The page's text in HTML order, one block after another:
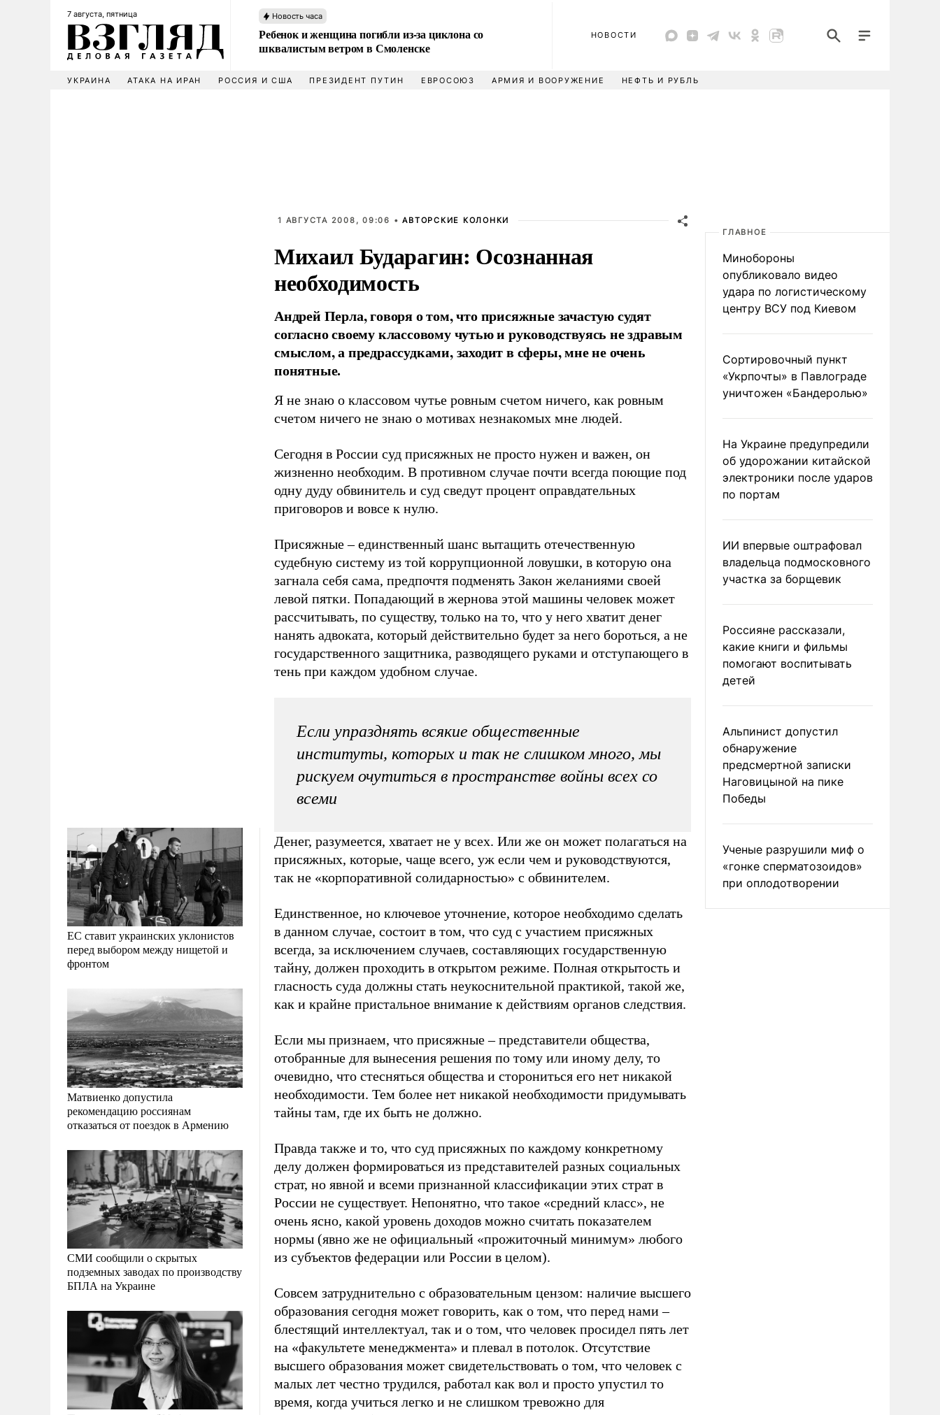
7 августа, пятница Новость часа
Ребенок и женщина погибли из-за циклона со
шквалистым ветром в Смоленске
НОВОСТИ
УКРАИНА АТАКА НА ИРАН РОССИЯ И США ПРЕЗИДЕНТ ПУТИН ЕВРОСОЮЗ АРМИЯ И ВООРУЖЕНИЕ НЕФТЬ И РУБЛЬ
ЕС ставит украинских уклонистов
перед выбором между нищетой и
фронтом
Матвиенко допустила
рекомендацию россиянам
отказаться от поездок в Армению
СМИ сообщили о скрытых
подземных заводах по производству
БПЛА на Украине
1 АВГУСТА 2008, 09:06 •АВТОРСКИЕ КОЛОНКИ
Михаил Бударагин: Осознанная
необходимость
Андрей Перла, говоря о том, что присяжные зачастую судят
согласно своему классовому чутью и руководствуясь не здравым
смыслом, апредрассудками, заходит в сферы, мне не очень
понятные.
Я не знаю о классовом чутье ровным счетом ничего, как ровным
счетом ничего не знаю о мотивах незнакомых мне людей.
Сегодня в России суд присяжных не просто нужен и важен, он
жизненно необходим. В противном случае почти всегда поющие под
одну дуду обвинитель и суд сведут процент оправдательных
приговоров и вовсе к нулю.
Присяжные – единственный шанс вытащить отечественную
судебную систему из той коррупционной ловушки, в которую она
загнала себя сама, предпочтя подменять Закон желаниями своей
левой пятки. Попадающий в жернова этой машины человек может
рассчитывать, по существу, только на то, что у него хватит денег
нанять адвоката, который действительно будет за него бороться, а не
государственного защитника, разводящего руками и отступающего в
тень при каждом удобном случае.
Если упразднять всякие общественные
институты, которых и так не слишком много, мы
рискуем очутиться в пространстве войны всех со
всеми
Денег, разумеется, хватает не у всех. Или же он может полагаться на
присяжных, которые, чаще всего, уж если чем и руководствуются,
так не «корпоративной солидарностью» с обвинителем.
Единственное, но ключевое уточнение, которое необходимо сделать
в данном случае, состоит в том, что суд с участием присяжных
всегда, за исключением случаев, составляющих государственную
тайну, должен проходить в открытом режиме. Полная открытость и
гласность суда должны стать неукоснительной практикой, такой же,
как и крайне пристальное внимание к действиям органов следствия.
Если мы признаем, что присяжные – представители общества,
отобранные для вынесения решения по тому или иному делу, то
очевидно, что стесняться общества и сторониться его нет никакой
необходимости. Тем более нет никакой необходимости придумывать
тайны там, где их быть не должно.
Правда также и то, что суд присяжных по каждому конкретному
делу должен формироваться из представителей разных социальных
страт, но явной и всеми признанной классификации этих страт в
России не существует. Непонятно, что такое «средний класс», не
очень ясно, какой уровень доходов можно считать показателем
нормы (явно же не официальный «прожиточный минимум» любого
из субъектов федерации или России в целом).
Совсем затруднительно с образовательным цензом: наличие высшего
образования сегодня может говорить, как о том, что перед нами –
блестящий интеллектуал, так и о том, что человек просидел пять лет
на «факультете менеджмента» и плевал в потолок. Отсутствие
высшего образования может свидетельствовать о том, что человек с
малых лет честно трудился, работал как вол и просто упустил то
время, когда учиться легко и не слишком тревожно для
ГЛАВНОЕ
Минобороны
опубликовало видео
удара по логистическому
центру ВСУ под Киевом
Сортировочный пункт
«Укрпочты» в Павлограде
уничтожен «Бандеролью»
На Украине предупредили
об удорожании китайской
электроники после ударов
по портам
ИИ впервые оштрафовал
владельца подмосковного
участка за борщевик
Россияне рассказали,
какие книги и фильмы
помогают воспитывать
детей
Альпинист допустил
обнаружение
предсмертной записки
Наговицыной на пике
Победы
Ученые разрушили миф о
«гонке сперматозоидов»
при оплодотворении